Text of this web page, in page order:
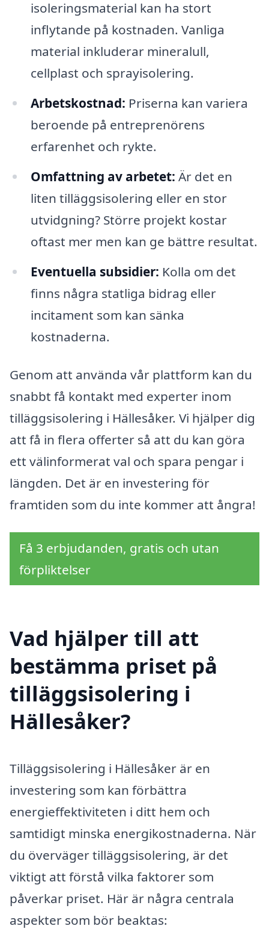
isoleringsmaterial kan ha stort
inflytande på kostnaden. Vanliga
material inkluderar mineralull,
cellplast och sprayisolering.
Arbetskostnad: Priserna kan variera
beroende på entreprenörens
erfarenhet och rykte.
Omfattning av arbetet: Är det en
liten tilläggsisolering eller en stor
utvidgning? Större projekt kostar
oftast mer men kan ge bättre resultat.
Eventuella subsidier: Kolla om det
finns några statliga bidrag eller
incitament som kan sänka
kostnaderna.
Genom att använda vår plattform kan du
snabbt få kontakt med experter inom
tilläggsisolering i Hällesåker. Vi hjälper dig
att få in flera offerter så att du kan göra
ett välinformerat val och spara pengar i
längden. Det är en investering för
framtiden som du inte kommer att ångra!
Få 3 erbjudanden, gratis och utan
förpliktelser
Vad hjälper till att
bestämma priset på
tilläggsisolering i
Hällesåker?
Tilläggsisolering i Hällesåker är en
investering som kan förbättra
energieffektiviteten i ditt hem och
samtidigt minska energikostnaderna. När
du överväger tilläggsisolering, är det
viktigt att förstå vilka faktorer som
påverkar priset. Här är några centrala
aspekter som bör beaktas: